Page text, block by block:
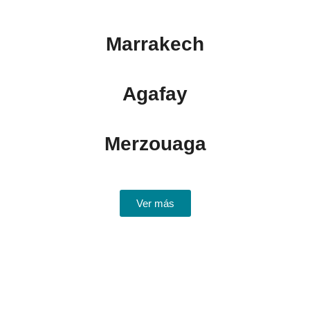
Marrakech
Agafay
Merzouaga
Ver más